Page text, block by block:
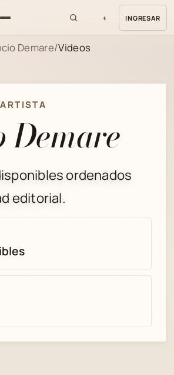
◐ INGRESAR
Demare/Videos
Demare
ordenados
editorial.